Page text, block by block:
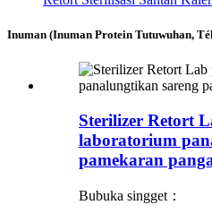
Inuman (Inuman Protein Tutuwuhan,
Sterilizer Retort
laboratorium
pamekaran
Bubuka singget：